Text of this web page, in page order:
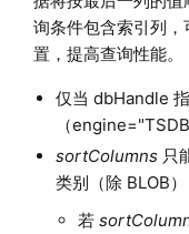
询条件包含索引列
置，提高查询性能。
仅当 dbHandle
（
sortColumns只
类别（除 BLOB）
若